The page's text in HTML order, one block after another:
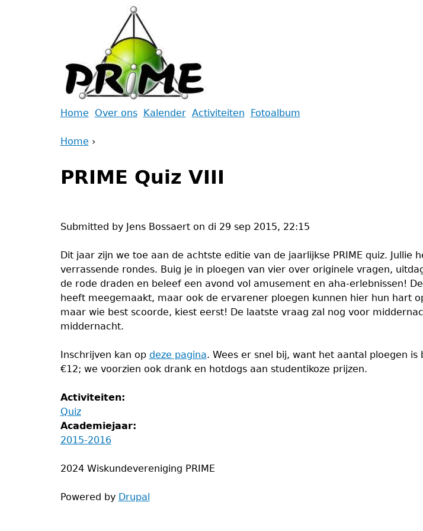
are
Home ›
to
top
PRIME Quiz VIII
Submitted by Jens Bossaerton di 29 sep 2015, 22:15
Dit jaar zijn we toe aan de achtste editie van de jaarlijkse PRIME quiz.
verrassende rondes. Buig je in ploegen van vier over originele vragen,
de rode draden en beleef een avond vol amusement en aha-erlebnissen!
heeft meegemaakt, maar ook de ervarener ploegen kunnen hier hun hart
maar wie best scoorde, kiest eerst! De laatste vraag zal nog voor
middernacht.
Inschrijven kan op deze pagina. Wees er snel bij, want het aantal ploegen
€12; we voorzien ook drank en hotdogs aan studentikoze prijzen.
Activiteiten:
Quiz
Academiejaar:
2015-2016
Back
top
Home Over ons Kalender Activiteiten Fotoalbum
2024 Wiskundevereniging PRIME
Powered by Drupal